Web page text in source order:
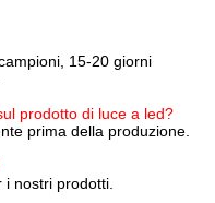
15-20 giorni
prodotto di luce a led?
prima della produzione.
i nostri prodotti.